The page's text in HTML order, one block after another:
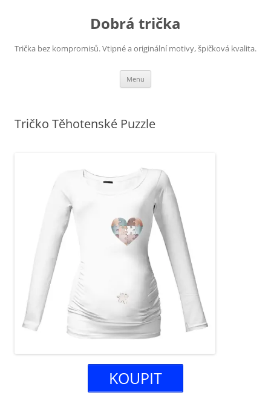
Dobrá trička
Trička bez kompromisů. Vtipné a originální motivy, špičková kvalita.
Menu
Tričko Těhotenské Puzzle
KOUPIT